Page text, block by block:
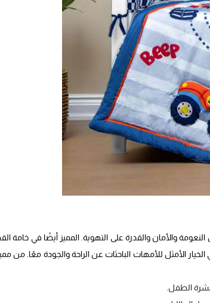
والأمان والقدرة على التهوية. المميز أيضًا في خامة
الأمثل للأمهات الباحثات عن الراحة والجودة معًا. من
الطفل.